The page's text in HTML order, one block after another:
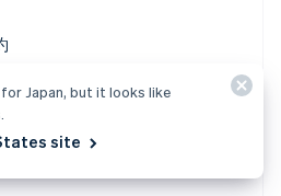
for Japan, but it looks like
site